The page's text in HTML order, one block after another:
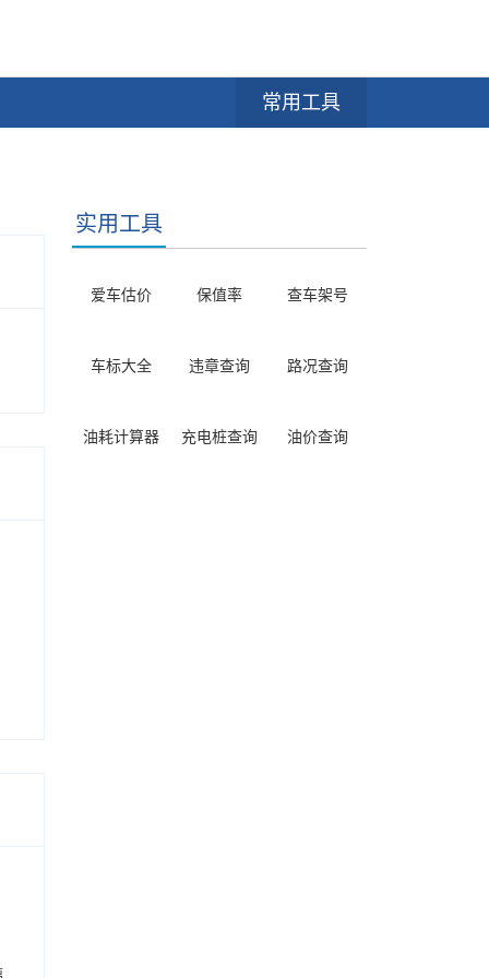
常用工具
实用工具
爱车估价 保值率 查车架号
车标大全 违章查询 路况查询
油耗计算器 充电桩查询 油价查询